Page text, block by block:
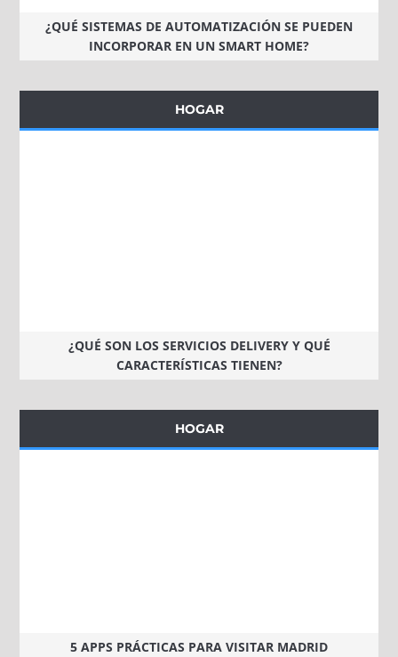
¿QUÉ SISTEMAS DE AUTOMATIZACIÓN SE PUEDEN
INCORPORAR EN UN SMART HOME?
HOGAR
¿QUÉ SON LOS SERVICIOS DELIVERY Y QUÉ
CARACTERÍSTICAS TIENEN?
HOGAR
5 APPS PRÁCTICAS PARA VISITAR MADRID